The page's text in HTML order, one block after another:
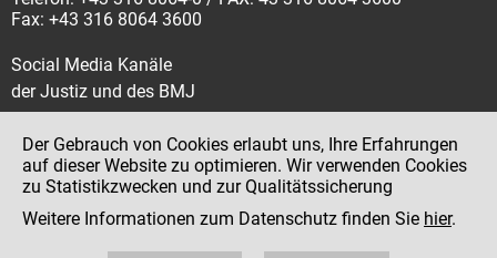
Fax: +43 316 8064 3600
Social Media Kanäle
der Justiz und des BMJ
Impressum
Datenschutz
Der Gebrauch von Cookies erlaubt uns, Ihre Erfahrungen
auf dieser Website zu optimieren. Wir verwenden Cookies
zu Statistikzwecken und zur Qualitätssicherung
Weitere Informationen zum Datenschutz finden Sie hier.